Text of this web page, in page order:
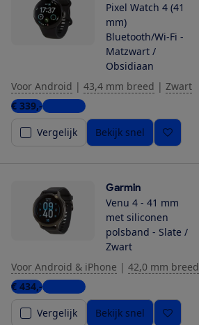
Pixel Watch 4 (41
mm)
Bluetooth/Wi-Fi -
Matzwart /
Obsidiaan
Voor Android | 43,4 mm breed | Zwart
€ 339,-2 winkels
Vergelijk
Bekijk snel
Garmin
Venu 4 - 41 mm
met siliconen
polsband - Slate /
Zwart
Voor Android & iPhone | 42,0 mm breed
€ 434,-8 winkels
Vergelijk
Bekijk snel